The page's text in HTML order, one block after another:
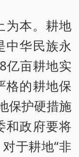
为本。耕地
中华民族永
亿亩耕地实
格的耕地保
保护硬措施
和政府要将
于耕地“非